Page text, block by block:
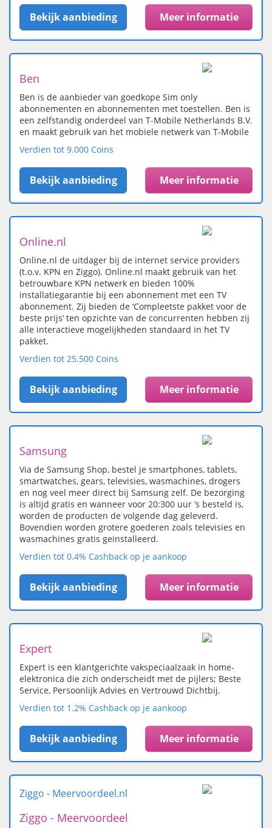
Bekijk aanbieding Meer informatie
Ben
Ben is de aanbieder van goedkope Sim only
abonnementen en abonnementen met toestellen. Ben is
een zelfstandig onderdeel van T-Mobile Netherlands B.V.
en maakt gebruik van het mobiele netwerk van T-Mobile
Verdien tot 9.000 Coins
Bekijk aanbieding Meer informatie
Online.nl
Online.nl de uitdager bij de internet service providers
(t.o.v. KPN en Ziggo). Online.nl maakt gebruik van het
betrouwbare KPN netwerk en bieden 100%
installatiegarantie bij een abonnement met een TV
abonnement. Zij bieden de ‘Compleetste pakket voor de
beste prijs’ ten opzichte van de concurrenten hebben zij
alle interactieve mogelijkheden standaard in het TV
pakket.
Verdien tot 25.500 Coins
Bekijk aanbieding Meer informatie
Samsung
Via de Samsung Shop, bestel je smartphones, tablets,
smartwatches, gears, televisies, wasmachines, drogers
en nog veel meer direct bij Samsung zelf. De bezorging
is altijd gratis en wanneer voor 20:300 uur ’s besteld is,
worden de producten de volgende dag geleverd.
Bovendien worden grotere goederen zoals televisies en
wasmachines gratis geinstalleerd.
Verdien tot 0.4% Cashback op je aankoop
Bekijk aanbieding Meer informatie
Expert
Expert is een klantgerichte vakspeciaalzaak in home-
elektronica die zich onderscheidt met de pijlers; Beste
Service, Persoonlijk Advies en Vertrouwd Dichtbij.
Verdien tot 1.2% Cashback op je aankoop
Bekijk aanbieding Meer informatie
Ziggo - Meervoordeel.nl
Ziggo - Meervoordeel